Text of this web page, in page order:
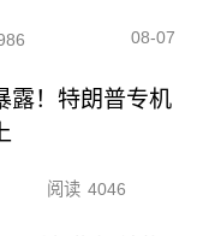
08-07
露！特朗普专机
阅读 4046